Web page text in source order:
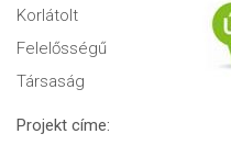
Korlátolt
Felelősségű
Társaság
Projekt címe: